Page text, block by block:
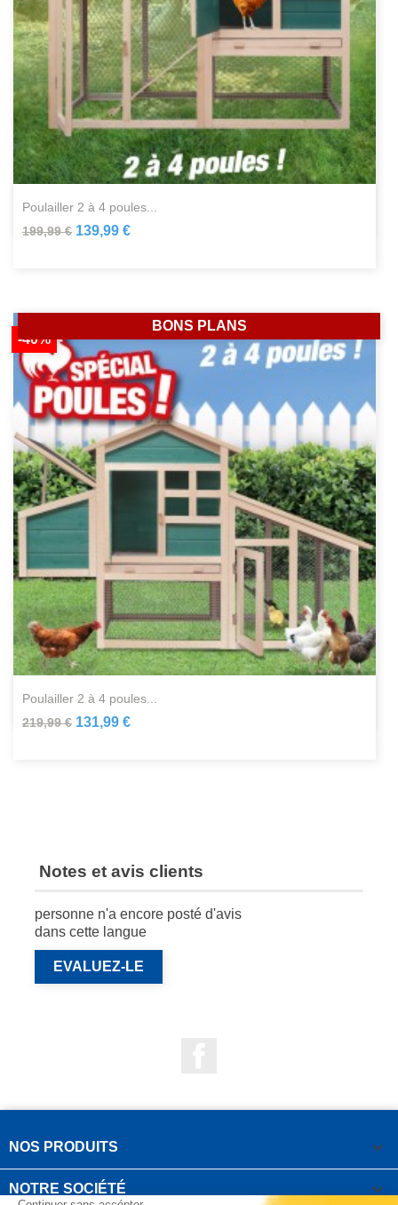
poulailler 2 à 4 poules...
199,99 € 139,99 €
poulailler 2 à 4 poules...
219,99 €
-40%
131,99 €
BONS PLANS
Notes et avis clients
personne n'a encore posté d'avis
dans cette langue
EVALUEZ-LE
NOS PRODUITS 
NOTRE SOCIÉTÉ 